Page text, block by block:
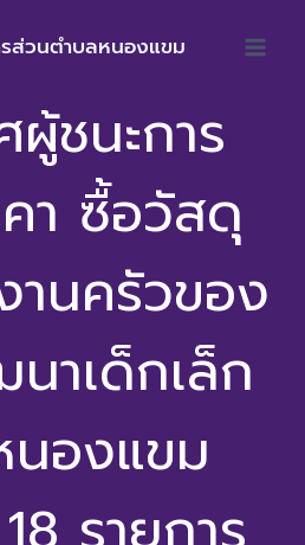
ส่วนตำบลหนองแขม
ผู้ชนะการ
า ซื้อวัสดุ
านครัวของ
าเด็กเล็ก
องแขม